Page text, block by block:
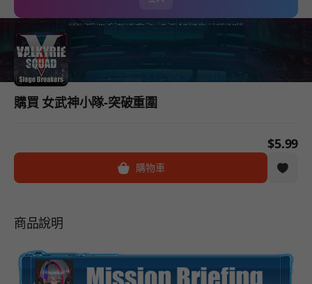
購買 女武神小隊-突破重圍
$5.99
購物車
商品說明